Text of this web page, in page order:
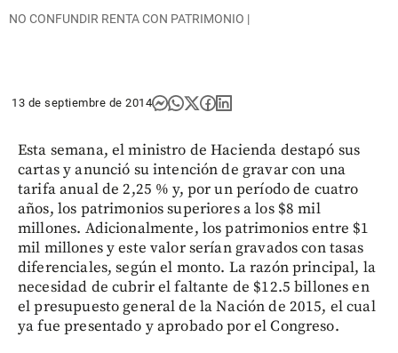
NO CONFUNDIR RENTA CON PATRIMONIO |
13 de septiembre de 2014
Esta semana, el ministro de Hacienda destapó sus
cartas y anunció su intención de gravar con una
tarifa anual de 2,25 % y, por un período de cuatro
años, los patrimonios superiores a los $8 mil
millones. Adicionalmente, los patrimonios entre $1
mil millones y este valor serían gravados con tasas
diferenciales, según el monto. La razón principal, la
necesidad de cubrir el faltante de $12.5 billones en
el presupuesto general de la Nación de 2015, el cual
ya fue presentado y aprobado por el Congreso.